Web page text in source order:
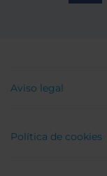
Aviso legal
Política de cookies